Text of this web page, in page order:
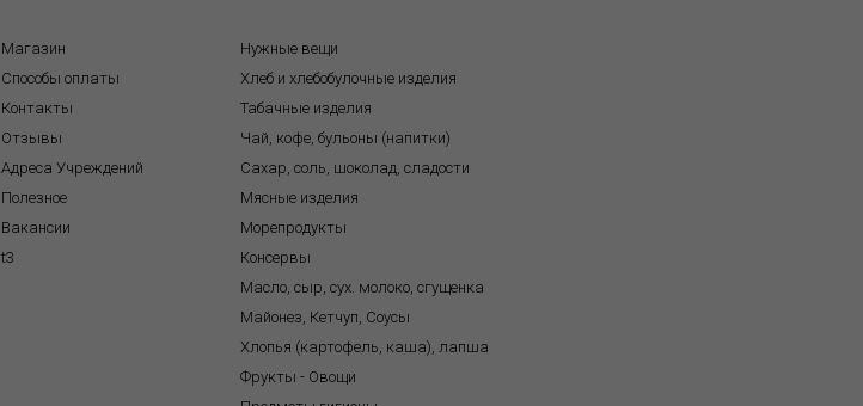
Магазин
Способы оплаты
Контакты
Отзывы
Адреса Учреждений
Полезное
Вакансии
t3
Нужные вещи
Хлеб и хлебобулочные изделия
Табачные изделия
Чай, кофе, бульоны (напитки)
Сахар, соль, шоколад, сладости
Мясные изделия
Морепродукты
Консервы
Масло, сыр, сух. молоко, сгущенка
Майонез, Кетчуп, Соусы
Хлопья (картофель, каша), лапша
Фрукты - Овощи